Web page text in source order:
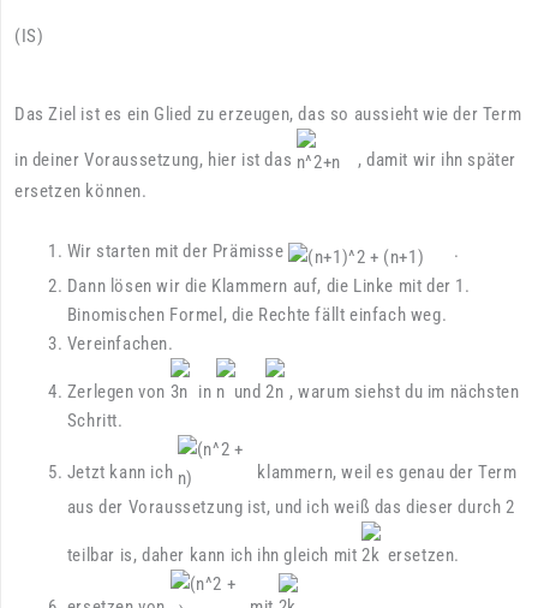
(IS)
Das Ziel ist es ein Glied zu erzeugen, das so aussieht wie der Term
in deiner Voraussetzung, hier ist das
, damit wir ihn später
ersetzen können.
Wir starten mit der Prämisse
.
Dann lösen wir die Klammern auf, die Linke mit der 1.
Binomischen Formel, die Rechte fällt einfach weg.
Vereinfachen.
Zerlegen von in und
, warum siehst du im nächsten
Schritt.
Jetzt kann ich
klammern, weil es genau der Term
aus der Voraussetzung ist, und ich weiß das dieser durch 2
teilbar is, daher kann ich ihn gleich mit ersetzen.